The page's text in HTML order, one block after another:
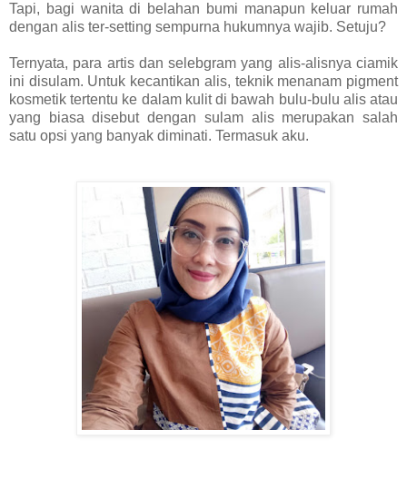
Tapi, bagi wanita di belahan bumi manapun keluar rumah
dengan alis ter-setting sempurna hukumnya wajib. Setuju?
Ternyata, para artis dan selebgram yang alis-alisnya ciamik
ini disulam. Untuk kecantikan alis, teknik menanam pigment
kosmetik tertentu ke dalam kulit di bawah bulu-bulu alis atau
yang biasa disebut dengan sulam alis merupakan salah
satu opsi yang banyak diminati. Termasuk aku.